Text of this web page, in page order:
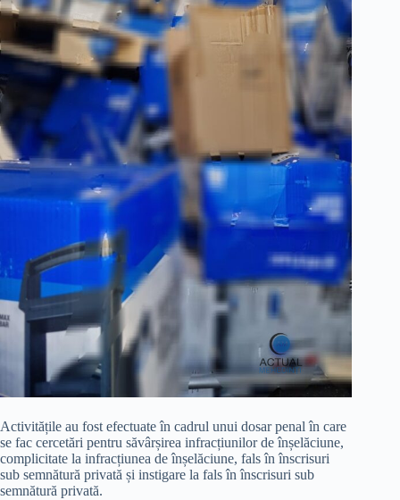
Activitățile au fost efectuate în cadrul unui dosar penal în care
se fac cercetări pentru săvârșirea infracțiunilor de înșelăciune,
complicitate la infracțiunea de înșelăciune, fals în înscrisuri
sub semnătură privată și instigare la fals în înscrisuri sub
semnătură privată.